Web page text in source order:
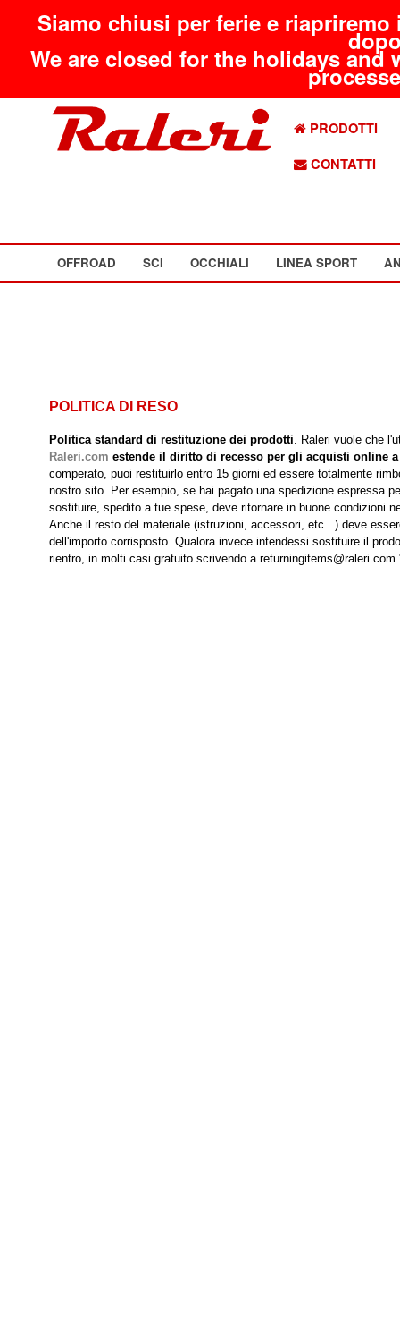
Siamo chiusi per ferie e
We are closed for the holidays
PRODOTTI
CONTATTI
OFFROAD SCI OCCHIALI LINEA SPORT
POLITICA DI RESO
Politica standard di restituzione dei prodotti. Raleri vuole che
Raleri.com estende il diritto di recesso per gli acquisti online
comperato, puoi restituirlo entro 15 giorni ed essere totalmente
nostro sito. Per esempio, se hai pagato una spedizione espressa
sostituire, spedito a tue spese, deve ritornare in buone condizioni
Anche il resto del materiale (istruzioni, accessori, etc...) deve
dell'importo corrisposto. Qualora invece intendessi sostituire il
rientro, in molti casi gratuito scrivendo a